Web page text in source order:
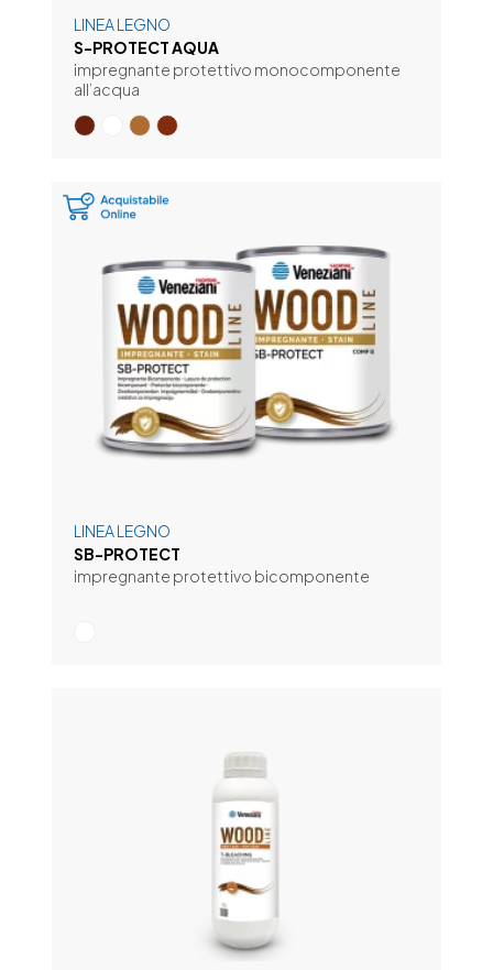
LINEA LEGNO
S-PROTECT AQUA
impregnante protettivo monocomponente
all’acqua
LINEA LEGNO
SB-PROTECT
impregnante protettivo bicomponente